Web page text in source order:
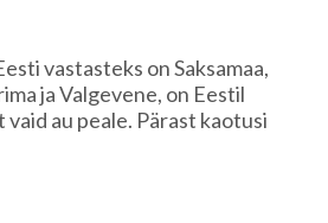
vastasteks on Saksamaa,
ja Valgevene, on Eestil
vaid au peale. Pärast kaotusi